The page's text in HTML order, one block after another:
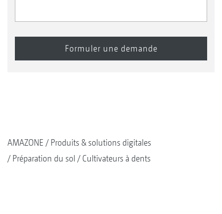
AMAZONE
Produits & solutions digitales
Préparation du sol
Cultivateurs à dents